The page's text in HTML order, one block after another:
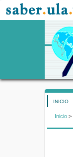
INICIO
Inicio >